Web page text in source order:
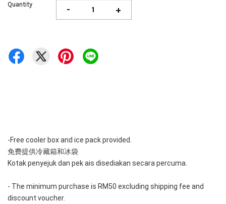
Quantity - +
-Free cooler box and ice pack provided.
免费提供冷藏箱和冰袋
Kotak penyejuk dan pek ais disediakan secara percuma.
- The minimum purchase is RM50 excluding shipping fee and
discount voucher.